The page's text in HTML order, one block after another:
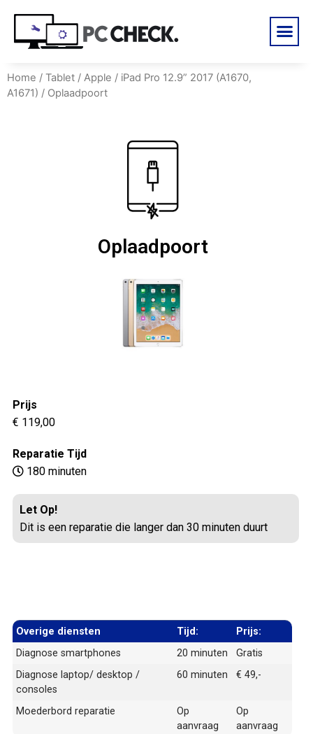
Home / Tablet / Apple / iPad Pro 12.9” 2017 (A1670,
A1671) / Oplaadpoort
Oplaadpoort
Prijs
€ 119,00
Reparatie Tijd
180 minuten
Let Op!
Dit is een reparatie die langer dan 30 minuten duurt
Overige diensten Tijd:
Prijs:
Diagnose smartphones
20 minuten
Gratis
Diagnose laptop/ desktop /
consoles
60 minuten € 49,-
Moederbord reparatie
Op
aanvraag
Op
aanvraag